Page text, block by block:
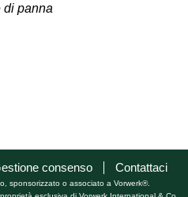
di panna
consenso Contattaci
sponsorizzato o associato a Vorwerk®.